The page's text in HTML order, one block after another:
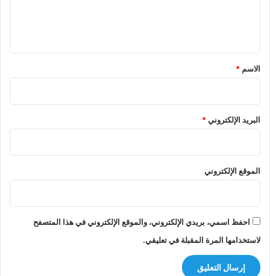
*
الاسم *
البريد الإلكتروني*
الموقع الإلكتروني
احفظ اسمي، بريدي الإلكتروني، والموقع الإلكتروني في هذا المتصفح
لاستخدامها المرة المقبلة في تعليقي.